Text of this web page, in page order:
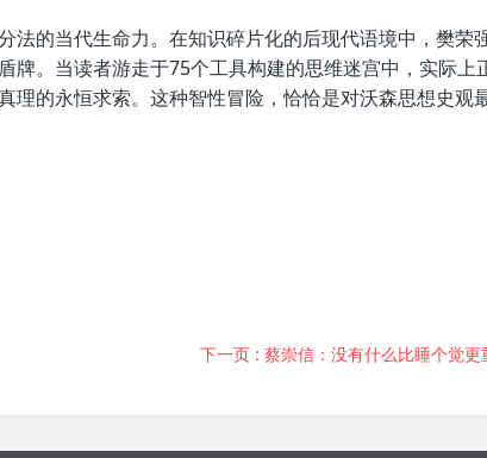
法的当代生命力。在知识碎片化的后现代语境中，樊荣
牌。当读者游走于75个工具构建的思维迷宫中，实际上
的永恒求索。这种智性冒险，恰恰是对沃森思想史观
下一页 : 蔡崇信：没有什么比睡个觉更